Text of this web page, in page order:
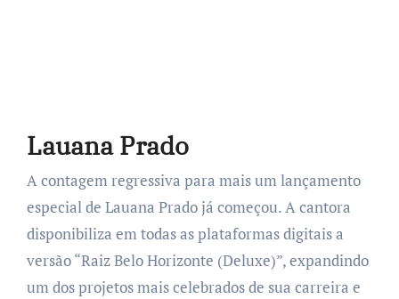
Lauana Prado
A contagem regressiva para mais um lançamento
especial de Lauana Prado já começou. A cantora
disponibiliza em todas as plataformas digitais a
versão “Raiz Belo Horizonte (Deluxe)”, expandindo
um dos projetos mais celebrados de sua carreira e